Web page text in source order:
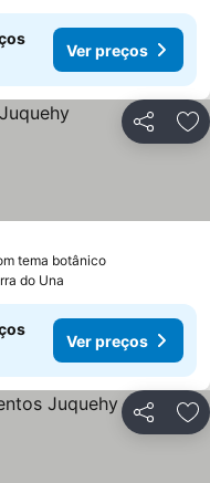
Ver preços
Partilhar
tema botânico
do Una
Ver preços
Partilhar